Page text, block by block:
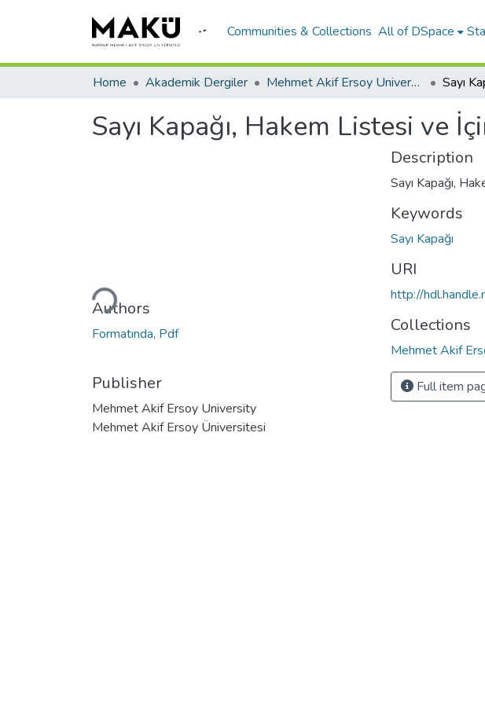
Communities & Collections All of DSpace
Home Akademik Dergiler Mehmet Akif Ersoy University Journal of Social Sciences Institute
Sayı Kapağı, Hakem Listesi ve
Loading...
Authors
Formatında, Pdf
Publisher
Mehmet Akif Ersoy University
Mehmet Akif Ersoy Üniversitesi
Description
Sayı Kapağı,
Keywords
Sayı Kapağı
URI
http://
Collections
Mehmet Akif
Full item